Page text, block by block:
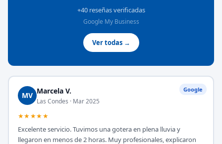
+40 reseñas verificadas
Google My Business
Ver todas →
Google
MV Marcela V.
Las Condes · Mar 2025
★★★★★
Excelente servicio. Tuvimos una gotera en plena lluvia y
llegaron en menos de 2 horas. Muy profesionales, explicaron